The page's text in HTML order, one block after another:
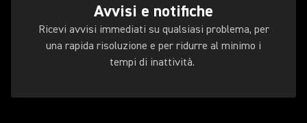
Avvisi e notifiche
Ricevi avvisi immediati su qualsiasi problema, per
una rapida risoluzione e per ridurre al minimo i
tempi di inattività.